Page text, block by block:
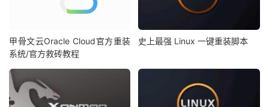
甲骨文云Oracle Cloud官方重装
系统/官方救砖教程
史上最强 Linux 一键重装脚本